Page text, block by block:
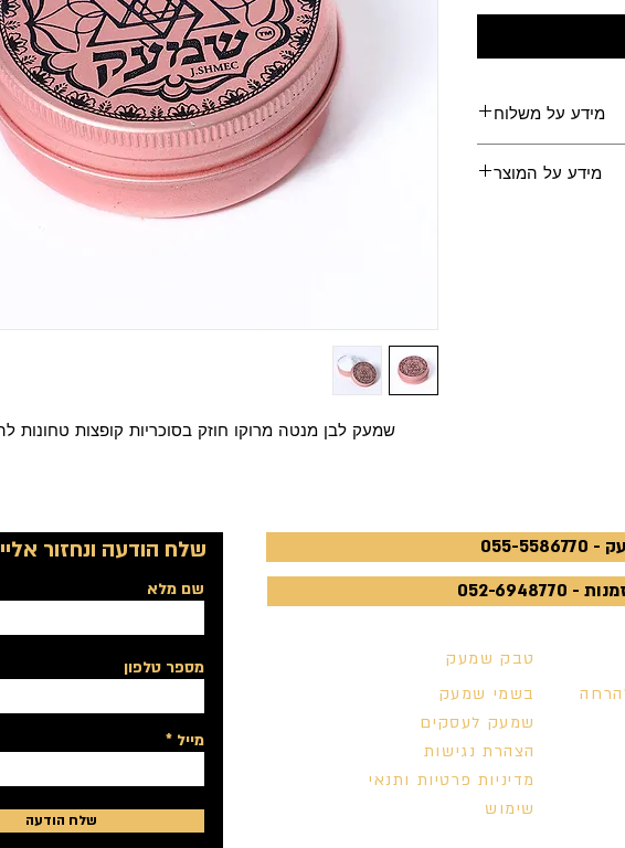
שמעק לבן מנטה מרוקו חוזק בסוכריות קופצות טחונות
מידע על משלוח
מידע על המוצר
שלח הודעה ונחזור
שם מלא
מספר טלפון
מייל
שלח הודעה
6948770
טבק שמעק
בשמי שמעק
שמעק לעסקים
הצהרת נגישות
מדיניות פרטיות ותנאי
שימוש